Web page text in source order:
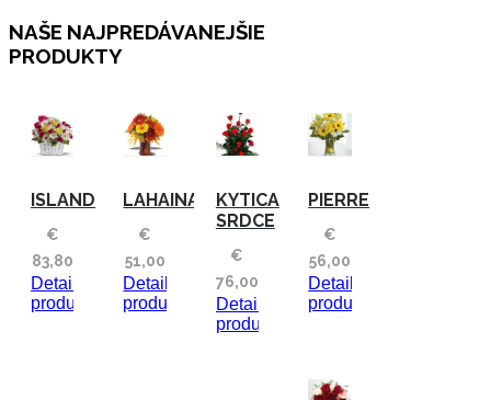
NAŠE NAJPREDÁVANEJŠIE
PRODUKTY
ISLAND
€
83,80
Detaily
produktu
LAHAINA
€
51,00
Detaily
produktu
KYTICA
SRDCE
€
76,00
Detaily
produktu
PIERRE
€
56,00
Detaily
produktu